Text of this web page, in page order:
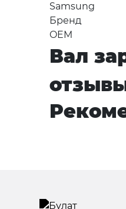
Samsung
Бренд
OEM
Вал